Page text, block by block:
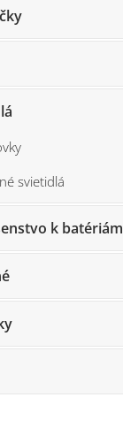
svietidlá
k batériám